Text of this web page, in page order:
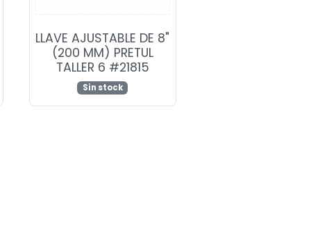
LLAVE AJUSTABLE DE 8"
(200 MM) PRETUL
TALLER 6 #21815
Sin stock